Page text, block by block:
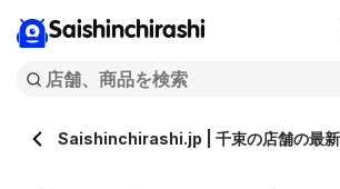
Saishinchirashi
Saishinchirashi.jp | 千束の店舗の最新